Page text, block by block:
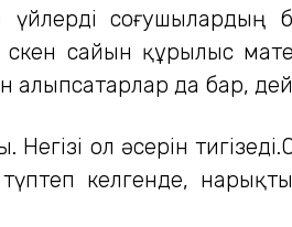
үйлерді
сайын құрылыс
алыпсатарлар да бар,
ол әсерін
келгенде,